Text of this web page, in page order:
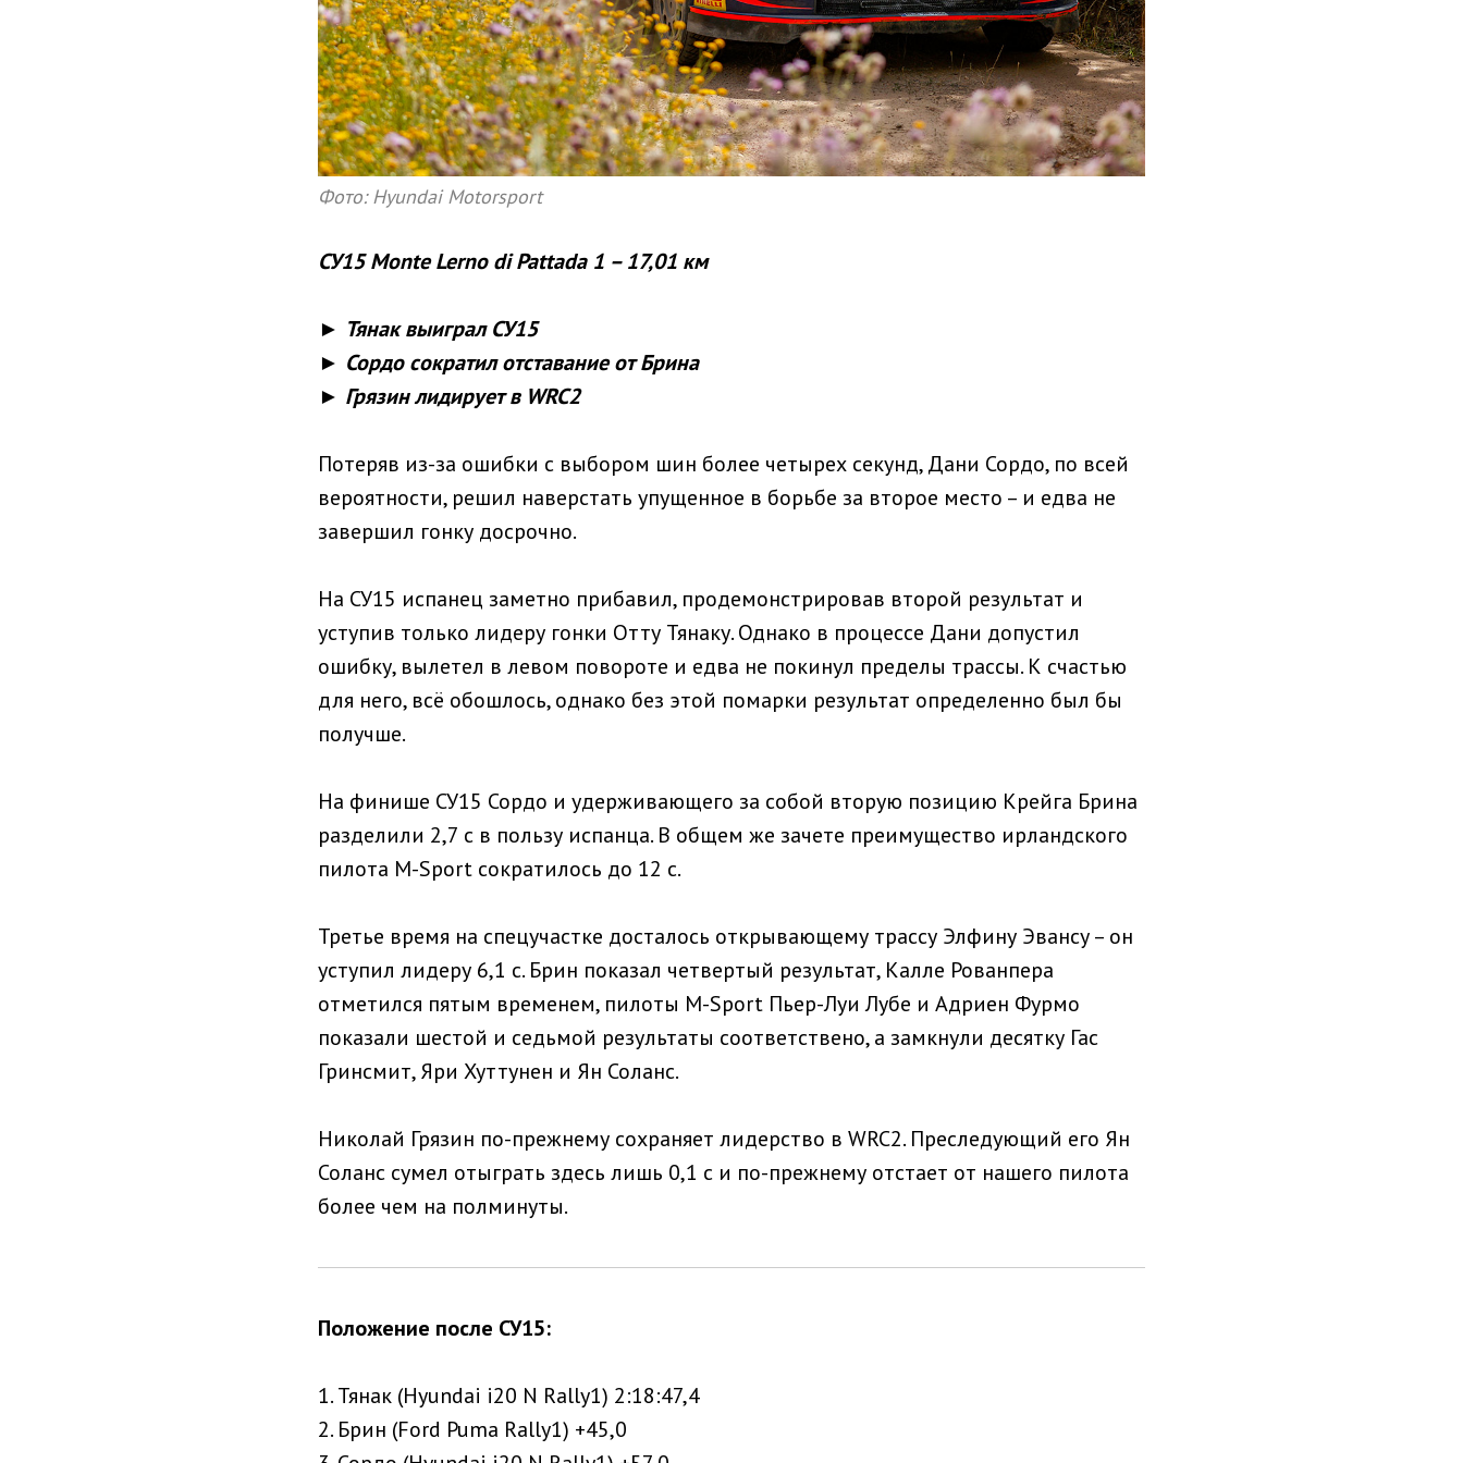
Фото: Hyundai Motorsport
СУ15 Monte Lerno di Pattada 1 – 17,01 км
► Тянак выиграл СУ15
► Сордо сократил отставание от Брина
► Грязин лидирует в WRC2
Потеряв из-за ошибки с выбором шин более четырех секунд, Дани Сордо, по всей
вероятности, решил наверстать упущенное в борьбе за второе место – и едва не
завершил гонку досрочно.
На СУ15 испанец заметно прибавил, продемонстрировав второй результат и
уступив только лидеру гонки Отту Тянаку. Однако в процессе Дани допустил
ошибку, вылетел в левом повороте и едва не покинул пределы трассы. К счастью
для него, всё обошлось, однако без этой помарки результат определенно был бы
получше.
На финише СУ15 Сордо и удерживающего за собой вторую позицию Крейга Брина
разделили 2,7 с в пользу испанца. В общем же зачете преимущество ирландского
пилота M-Sport сократилось до 12 с.
Третье время на спецучастке досталось открывающему трассу Элфину Эвансу – он
уступил лидеру 6,1 с. Брин показал четвертый результат, Калле Рованпера
отметился пятым временем, пилоты M-Sport Пьер-Луи Лубе и Адриен Фурмо
показали шестой и седьмой результаты соответствено, а замкнули десятку Гас
Гринсмит, Яри Хуттунен и Ян Соланс.
Николай Грязин по-прежнему сохраняет лидерство в WRC2. Преследующий его Ян
Соланс сумел отыграть здесь лишь 0,1 с и по-прежнему отстает от нашего пилота
более чем на полминуты.
Положение после СУ15:
1. Тянак (Hyundai i20 N Rally1) 2:18:47,4
2. Брин (Ford Puma Rally1) +45,0